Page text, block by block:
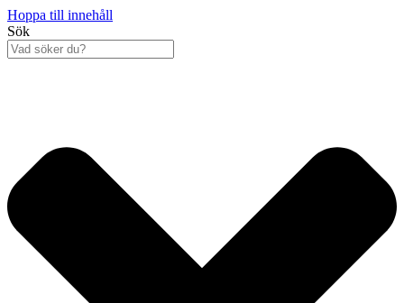
Hoppa till innehåll
Sök